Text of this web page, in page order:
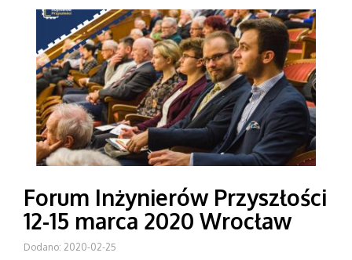
Forum Inżynierów Przyszłości
12-15 marca 2020 Wrocław
Dodano: 2020-02-25